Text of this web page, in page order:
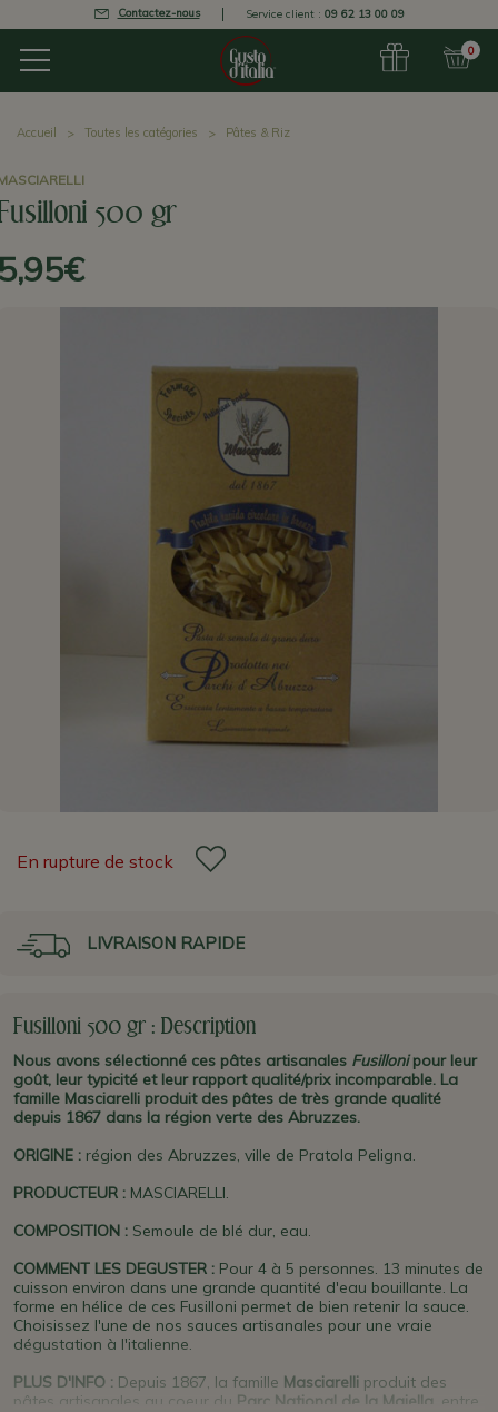
Contactez-nous Service client : 09 62 13 00 09
0
Accueil Toutes les catégories Pâtes & Riz
500 gr
En rupture de stock
LIVRAISON RAPIDE
Fusilloni 500 gr : Description
Nous avons sélectionné ces pâtes artisanales Fusillonipour leur
goût, leur typicité et leur rapport qualité/prix incomparable. La
famille Masciarelli produit des pâtes de très grande qualité
depuis 1867 dans la région verte des Abruzzes.
ORIGINE : région des Abruzzes, ville de Pratola Peligna.
PRODUCTEUR : MASCIARELLI.
COMPOSITION : Semoule de blé dur, eau.
COMMENT LES DEGUSTER : Pour 4 à 5 personnes. 13 minutes de
cuisson environ dans une grande quantité d'eau bouillante. La
forme en hélice de ces Fusilloni permet de bien retenir la sauce.
Choisissez l'une de nos sauces artisanales pour une vraie
dégustation à l'italienne.
PLUS D'INFO : Depuis 1867, la famille Masciarelli produit des
pâtes artisanales au coeur du Parc National de la Majella , entre